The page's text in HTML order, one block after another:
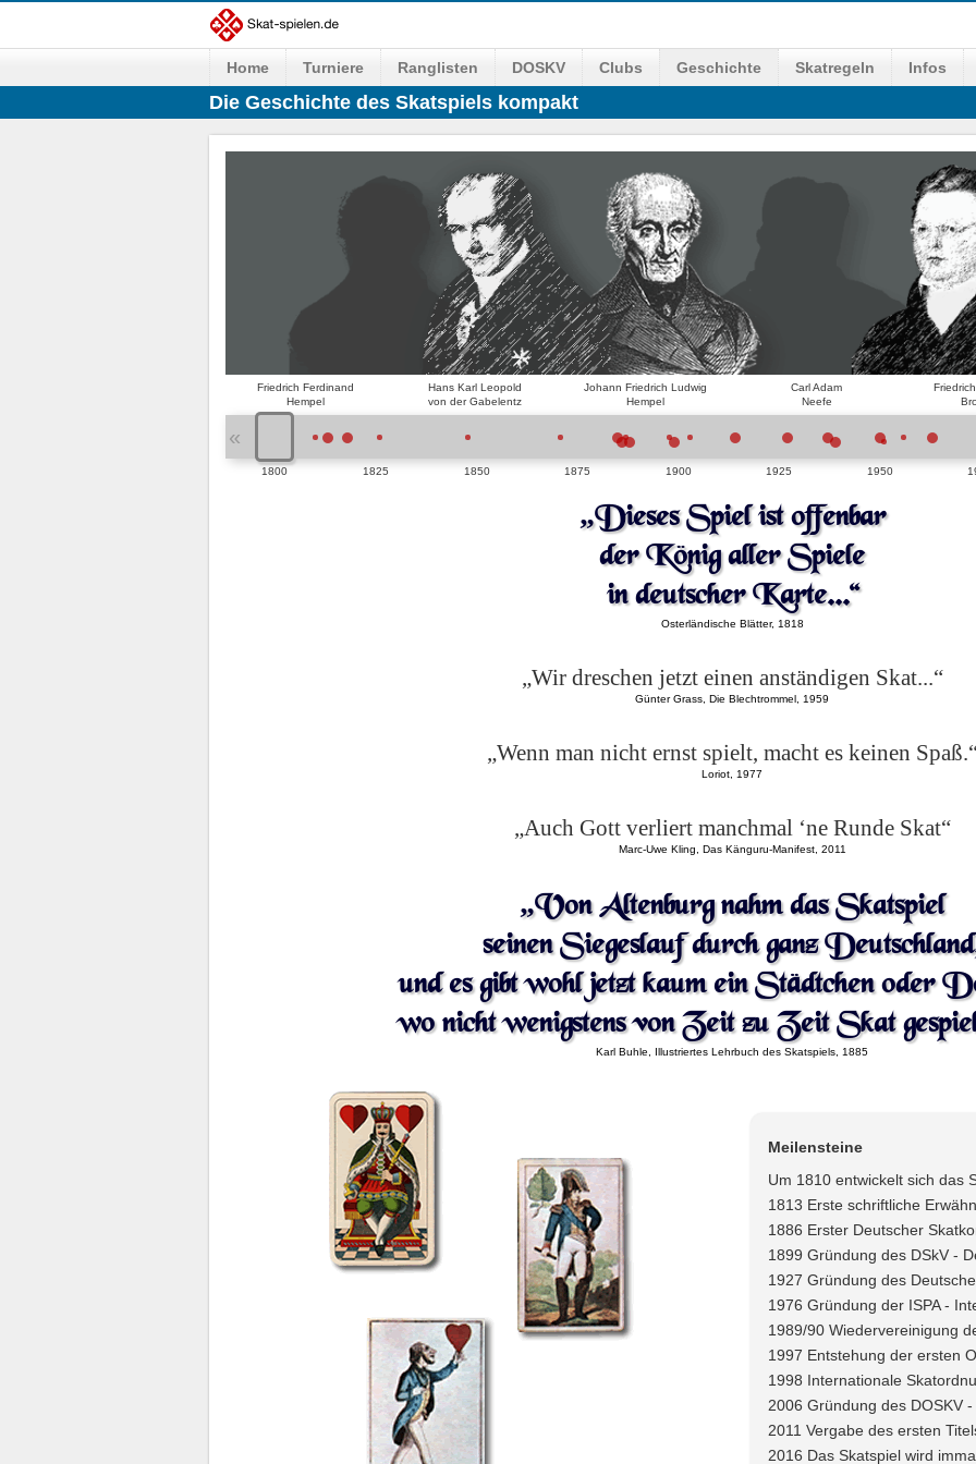
Home Turniere Ranglisten DOSKV Clubs Geschichte Skatregeln Infos
Die Geschichte des Skatspiels kompakt
Friedrich Ferdinand
Hempel
Hans Karl Leopold
von der Gabelentz
Johann Friedrich Ludwig
Hempel
Carl Adam
Neefe
«
1800 1825 1850 1875 1900 1925 1950
„Dieses Spiel ist offenbar
der König aller Spiele
in deutscher Karte...“
Osterländische Blätter, 1818
„Wir dreschen jetzt einen anständigen Skat...“
Günter Grass, Die Blechtrommel, 1959
„Wenn man nicht ernst spielt, macht es keinen
Loriot, 1977
„Auch Gott verliert manchmal ‘ne Runde Skat“
Marc-Uwe Kling, Das Känguru-Manifest, 2011
„Von Altenburg nahm das Skatspiel
seinen Siegeslauf durch ganz
und es gibt wohl jetzt kaum ein Städtchen oder
wo nicht wenigstens von Zeit zu Zeit Skat
Karl Buhle, Illustriertes Lehrbuch des Skatspiels, 1885
Meilensteine
Um 1810 entwickelt sich das
1813 Erste schriftliche
1886 Erster Deutscher
1899 Gründung des DSkV -
1927 Gründung des
1976 Gründung der ISPA -
1989/90 Wiedervereinigung
1997 Entstehung der ersten
1998 Internationale
2006 Gründung des DOSKV
2011 Vergabe des ersten
2016 Das Skatspiel wird